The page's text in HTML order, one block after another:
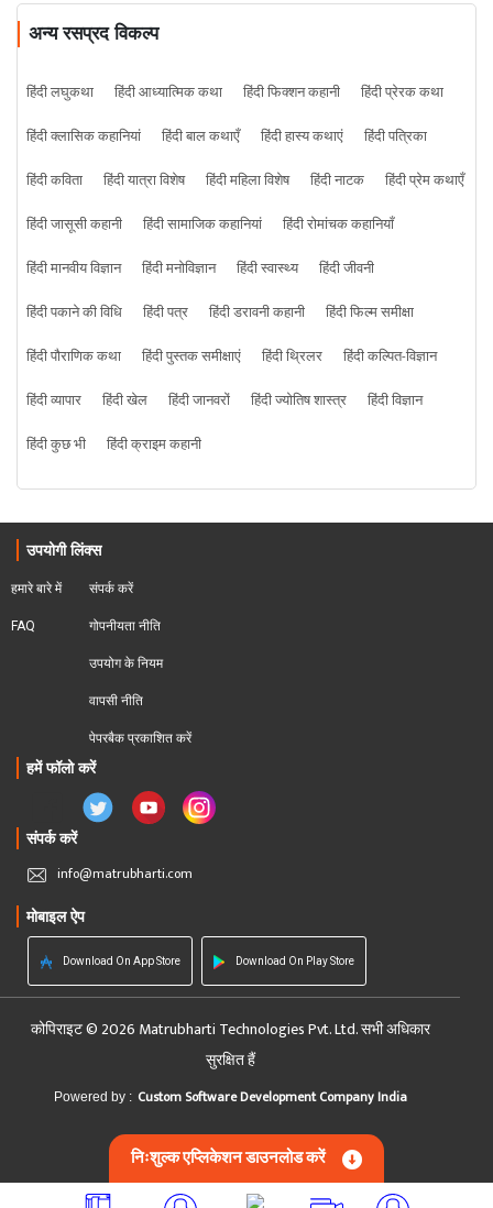
अन्य रसप्रद विकल्प
हिंदी लघुकथा हिंदी आध्यात्मिक कथा हिंदी फिक्शन कहानी
हिंदी प्रेरक कथा
हिंदी क्लासिक कहानियां
हिंदी बाल कथाएँ हिंदी हास्य कथाएं
हिंदी पत्रिका
हिंदी कविता
हिंदी यात्रा विशेष हिंदी महिला विशेष हिंदी नाटक
हिंदी प्रेम कथाएँ
हिंदी जासूसी कहानी
हिंदी सामाजिक कहानियां
हिंदी रोमांचक कहानियाँ
हिंदी मानवीय विज्ञान
हिंदी मनोविज्ञान हिंदी स्वास्थ्य
हिंदी जीवनी
हिंदी पकाने की विधि
हिंदी पत्र हिंदी डरावनी कहानी
हिंदी फिल्म समीक्षा
हिंदी पौराणिक कथा
हिंदी पुस्तक समीक्षाएं हिंदी थ्रिलर
हिंदी कल्पित-विज्ञान
हिंदी व्यापार
हिंदी खेल हिंदी जानवरों हिंदी ज्योतिष शास्त्र
हिंदी विज्ञान
हिंदी कुछ भी
हिंदी क्राइम कहानी
उपयोगी लिंक्स
हमारे बारे में
FAQ
संपर्क करें
गोपनीयता नीति
उपयोग के नियम
वापसी नीति
पेपरबैक प्रकाशित करें
हमें फॉलो करें
संपर्क करें
info@matrubharti.com
मोबाइल ऐप
Download On App Store Download On Play Store
कोपिराइट © 2026 Matrubharti Technologies Pvt. Ltd. सभी अधिकार
सुरक्षित हैं
Powered by : Custom Software Development Company India
निःशुल्क एप्लिकेशन डाउनलोड करें